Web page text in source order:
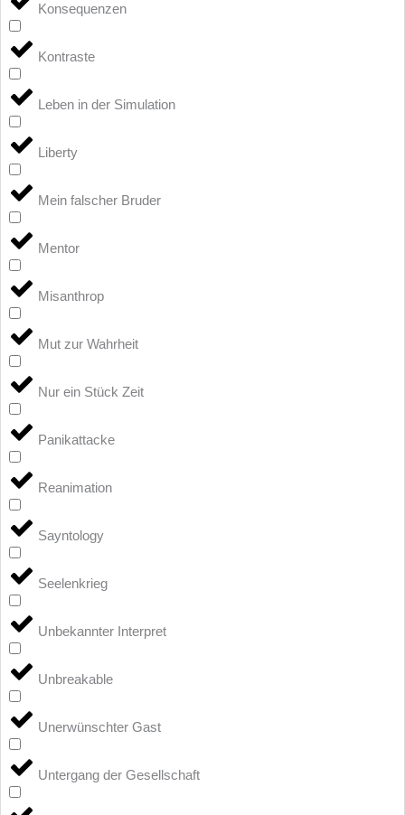
Konsequenzen
Kontraste
Leben in der Simulation
Liberty
Mein falscher Bruder
Mentor
Misanthrop
Mut zur Wahrheit
Nur ein Stück Zeit
Panikattacke
Reanimation
Sayntology
Seelenkrieg
Unbekannter Interpret
Unbreakable
Unerwünschter Gast
Untergang der Gesellschaft